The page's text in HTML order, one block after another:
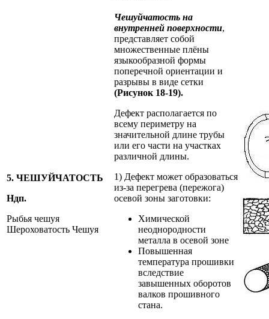
5. ЧЕШУЙЧАТОСТЬ
Ндп.
Рыбья чешуя
Шероховатость Чешуя
Чешуйчатость на
внутренней поверхности,
представляет собой
множественные плёны
языкообразной формы
поперечной ориентации и
разрывы в виде сетки
(Рисунок 18-19).
Дефект располагается по
всему периметру на
значительной длине трубы
или его части на участках
различной длины.
1) Дефект может образоваться
из-за перегрева (пережога)
осевой зоны заготовки:
Химической
неоднородности
металла в осевой зоне
Повышенная
температура прошивки
вследствие
завышенных оборотов
валков прошивного
стана.